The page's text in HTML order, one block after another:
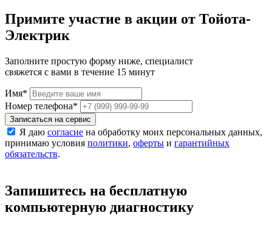
Примите участие в акции от Тойота-
Электрик
Заполните простую форму ниже, специалист
свяжется с вами в течение 15 минут
Имя*
Номер телефона*
Записаться на сервис
Я даю согласие на обработку моих персональных данных,
принимаю условия политики, оферты и гарантийных
обязательств.
Запишитесь на бесплатную
компьютерную диагностику